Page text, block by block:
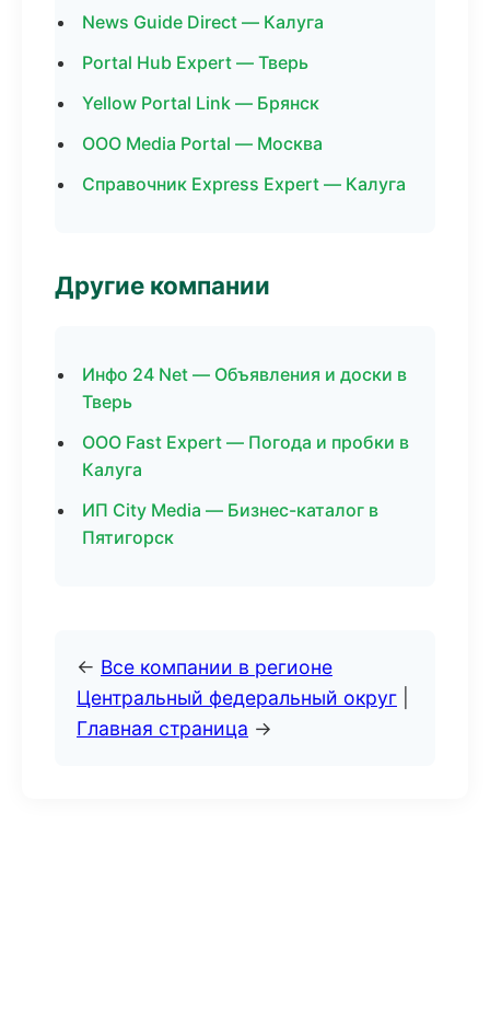
News Guide Direct — Калуга
Portal Hub Expert — Тверь
Yellow Portal Link — Брянск
ООО Media Portal — Москва
Справочник Express Expert — Калуга
Другие компании
Инфо 24 Net — Объявления и доски в
Тверь
ООО Fast Expert — Погода и пробки в
Калуга
ИП City Media — Бизнес-каталог в
Пятигорск
← Все компании в регионе
Центральный федеральный округ
Главная страница →